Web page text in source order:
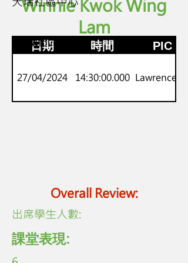
Winnie Kwok Wing
Lam
日期 時間 PIC
27/04/2024 14:30:00.000 Lawrence Lo
Overall Review:
P.3-4
劍橋Movers
​出席學生人數:
課堂表現: